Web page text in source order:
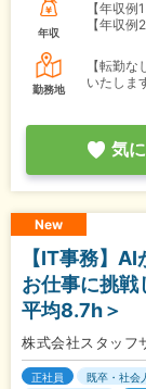
年収
【年収例1
【年収例2
勤務地
【転勤
いたしま
気
New
【IT事務】
お仕事に挑戦
平均8.7h＞
株式会社スタッ
正社員 既卒・社会